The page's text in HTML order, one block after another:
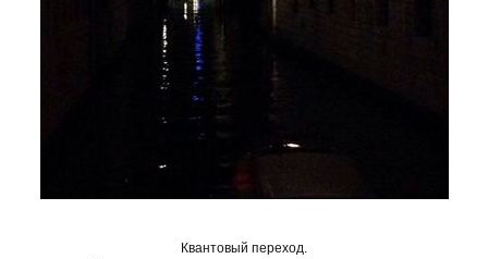
Квантовый переход.